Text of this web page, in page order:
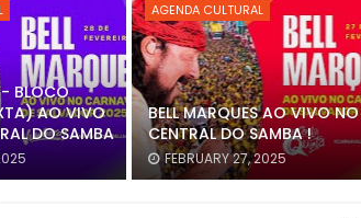
- BLOCO
AO VIVO
DO SAMBA
AGENDA CULTURAL
BELL MARQUES AO VIVO NO
CENTRAL DO SAMBA !
FEBRUARY 27, 2025